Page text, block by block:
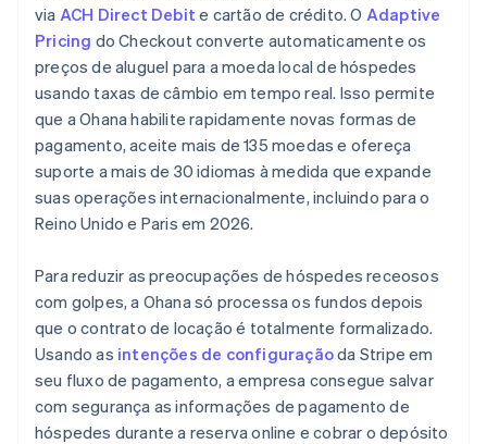
via ACH Direct Debit e cartão de crédito. O Adaptive
Pricing do Checkout converte automaticamente os
preços de aluguel para a moeda local de hóspedes
usando taxas de câmbio em tempo real. Isso permite
que a Ohana habilite rapidamente novas formas de
pagamento, aceite mais de 135 moedas e ofereça
suporte a mais de 30 idiomas à medida que expande
suas operações internacionalmente, incluindo para o
Reino Unido e Paris em 2026.
Para reduzir as preocupações de hóspedes receosos
com golpes, a Ohana só processa os fundos depois
que o contrato de locação é totalmente formalizado.
Usando as intenções de configuraçãoda Stripe em
seu fluxo de pagamento, a empresa consegue salvar
com segurança as informações de pagamento de
hóspedes durante a reserva online e cobrar o depósito